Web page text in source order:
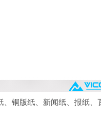
铜版纸、新闻纸、报纸